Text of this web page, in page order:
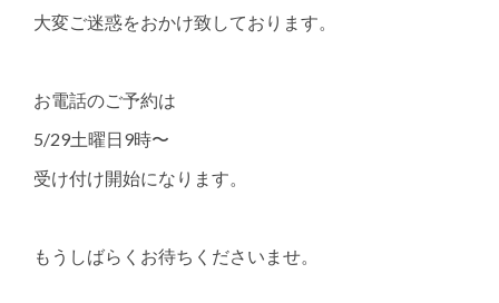
大変ご迷惑をおかけ致しております。
お電話のご予約は
5/29土曜日9時〜
受け付け開始になります。
もうしばらくお待ちくださいませ。